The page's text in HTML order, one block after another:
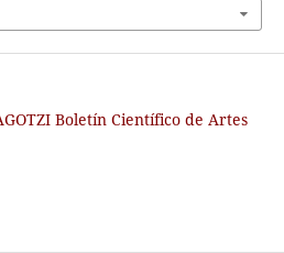
Boletín Científico de Artes